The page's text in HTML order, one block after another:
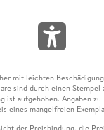
mit leichten
sind durch einen
ist aufgehoben. Angaben
eines mangelfreien
der Preisbindung, die